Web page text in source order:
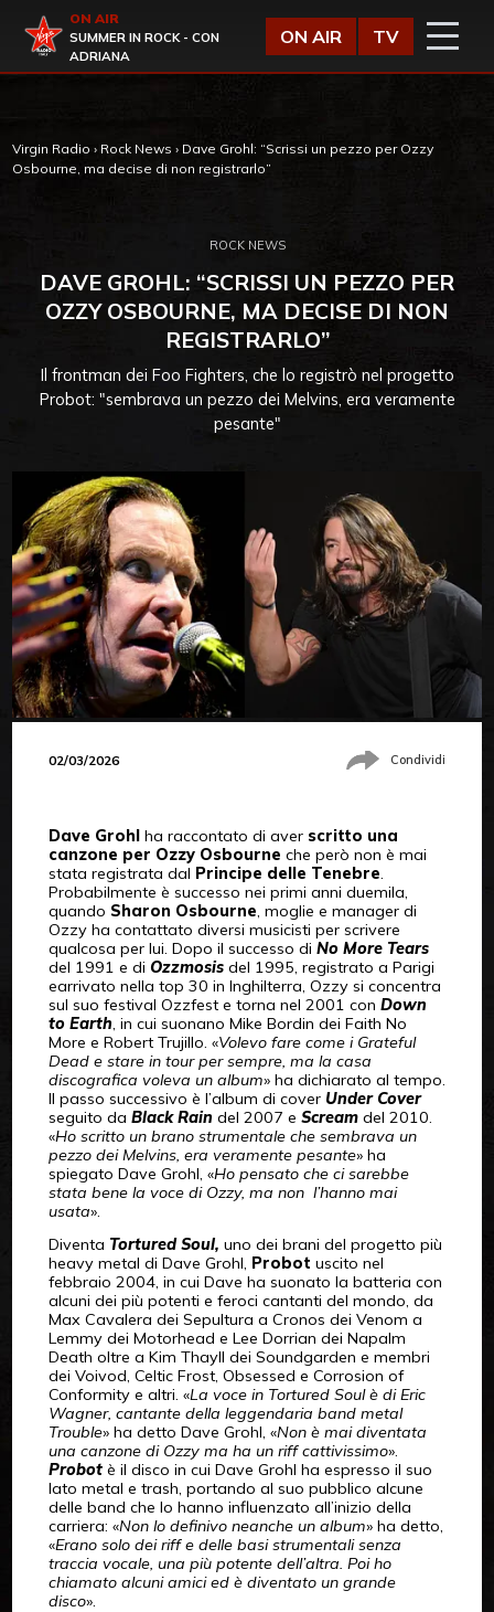
Virgin Radio
ON AIR
SUMMER IN ROCK - CON
ADRIANA
ON AIR TV
Virgin Radio › Rock News › Dave Grohl: “Scrissi un pezzo per Ozzy
Osbourne, ma decise di non registrarlo”
ROCK NEWS
DAVE GROHL: “SCRISSI UN PEZZO PER
OZZY OSBOURNE, MA DECISE DI NON
REGISTRARLO”
Il frontman dei Foo Fighters, che lo registrò nel progetto
Probot: "sembrava un pezzo dei Melvins, era veramente
pesante"
02/03/2026 Condividi
Dave Grohlha raccontato di aver scritto una
canzone per Ozzy Osbourne che però non è mai
stata registrata dal Principe delle Tenebre
Probabilmente è successo nei primi anni duemila,
quando Sharon Osbourne , moglie e manager di
Ozzy ha contattato diversi musicisti per scrivere
qualcosa per lui. Dopo il successo di No More Tears
del 1991 e di Ozzmosis del 1995, registrato a Parigi
earrivato nella top 30 in Inghilterra, Ozzy si concentra
sul suo festival Ozzfest e torna nel 2001 con Down
to Earth , in cui suonano Mike Bordin dei Faith No
More e Robert Trujillo. «Volevo fare come i Grateful
Dead e stare in tour per sempre, ma la casa
discografica voleva un album» ha dichiarato al tempo.
Il passo successivo è l’album di cover Under Cover
seguito da Black Rain del 2007 e Scream del 2010.
«Ho scritto un brano strumentale che sembrava un
pezzo dei Melvins, era veramente pesante» ha
spiegato Dave Grohl, «Ho pensato che ci sarebbe
stata bene la voce di Ozzy, ma non l’hanno mai
usata».
Diventa Tortured Soul, uno dei brani del progetto più
heavy metal di Dave Grohl, Probot uscito nel
febbraio 2004, in cui Dave ha suonato la batteria con
alcuni dei più potenti e feroci cantanti del mondo, da
Max Cavalera dei Sepultura a Cronos dei Venom a
Lemmy dei Motorhead e Lee Dorrian dei Napalm
Death oltre a Kim Thayll dei Soundgarden e membri
dei Voivod, Celtic Frost, Obsessed e Corrosion of
Conformity e altri. «La voce in Tortured Soul è di Eric
Wagner, cantante della leggendaria band metal
Trouble» ha detto Dave Grohl, «Non è mai diventata
una canzone di Ozzy ma ha un riff cattivissimo».
Probot è il disco in cui Dave Grohl ha espresso il suo
lato metal e trash, portando al suo pubblico alcune
delle band che lo hanno influenzato all’inizio della
carriera: «Non lo definivo neanche un album» ha detto,
«Erano solo dei riff e delle basi strumentali senza
traccia vocale, una più potente dell’altra. Poi ho
chiamato alcuni amici ed è diventato un grande
disco».